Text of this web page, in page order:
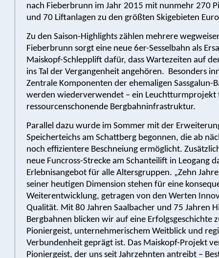
nach Fieberbrunn im Jahr 2015 mit nunmehr 270
und 70 Liftanlagen zu den größten Skigebieten
Zu den Saison-Highlights zählen mehrere
Fieberbrunn sorgt eine neue 6er-Sesselbahn als
Maiskopf-Schlepplift dafür, dass Wartezeiten auf
ins Tal der Vergangenheit angehören. Besonders
Zentrale Komponenten der ehemaligen Sassgalun-
werden wiederverwendet – ein Leuchtturmprojekt
ressourcenschonende Bergbahninfrastruktur.
Parallel dazu wurde im Sommer mit der
Speicherteichs am Schattberg begonnen, die ab
noch effizientere Beschneiung ermöglicht.
neue Funcross-Strecke am Schanteilift in Leogang
Erlebnisangebot für alle Altersgruppen. „Zehn
seiner heutigen Dimension stehen für eine
Weiterentwicklung, getragen von den Werten
Qualität. Mit 80 Jahren Saalbacher und 75 Jahren
Bergbahnen blicken wir auf eine Erfolgsgeschichte
Pioniergeist, unternehmerischem Weitblick und
Verbundenheit geprägt ist. Das Maiskopf-Projekt
Pioniergeist, der uns seit Jahrzehnten antreibt –